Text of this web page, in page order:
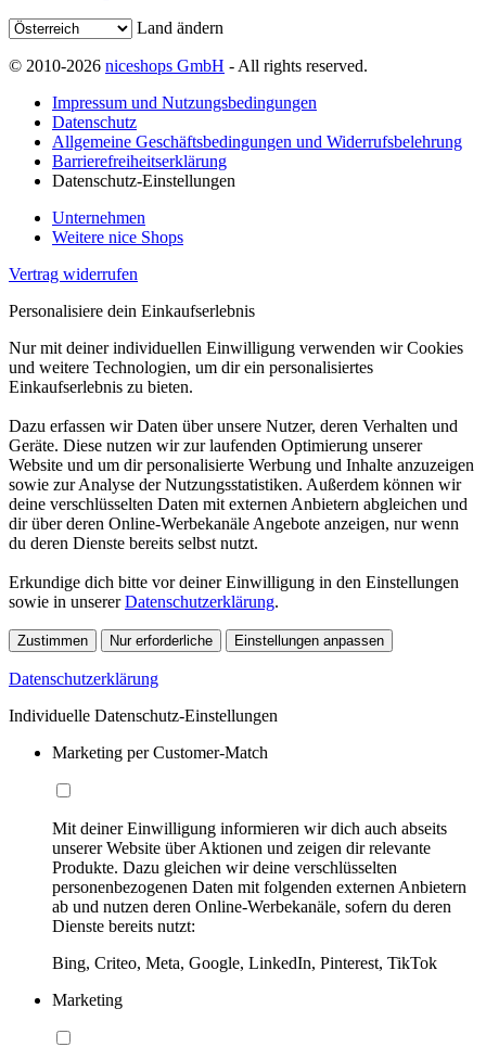
Land ändern
© 2010-2026 niceshops GmbH - All rights reserved.
Impressum und Nutzungsbedingungen
Datenschutz
Allgemeine Geschäftsbedingungen und Widerrufsbelehrung
Barrierefreiheitserklärung
Datenschutz-Einstellungen
Unternehmen
Weitere nice Shops
Vertrag widerrufen
Personalisiere dein Einkaufserlebnis
Nur mit deiner individuellen Einwilligung verwenden wir Cookies
und weitere Technologien, um dir ein personalisiertes
Einkaufserlebnis zu bieten.
Dazu erfassen wir Daten über unsere Nutzer, deren Verhalten und
Geräte. Diese nutzen wir zur laufenden Optimierung unserer
Website und um dir personalisierte Werbung und Inhalte anzuzeigen
sowie zur Analyse der Nutzungsstatistiken. Außerdem können wir
deine verschlüsselten Daten mit externen Anbietern abgleichen und
dir über deren Online-Werbekanäle Angebote anzeigen, nur wenn
du deren Dienste bereits selbst nutzt.
Erkundige dich bitte vor deiner Einwilligung in den Einstellungen
sowie in unsererDatenschutzerklärung.
Zustimmen Nur erforderliche Einstellungen anpassen
Datenschutzerklärung
Individuelle Datenschutz-Einstellungen
Marketing per Customer-Match
Mit deiner Einwilligung informieren wir dich auch abseits
unserer Website über Aktionen und zeigen dir relevante
Produkte. Dazu gleichen wir deine verschlüsselten
personenbezogenen Daten mit folgenden externen Anbietern
ab und nutzen deren Online-Werbekanäle, sofern du deren
Dienste bereits nutzt:
Bing, Criteo, Meta, Google, LinkedIn, Pinterest, TikTok
Marketing